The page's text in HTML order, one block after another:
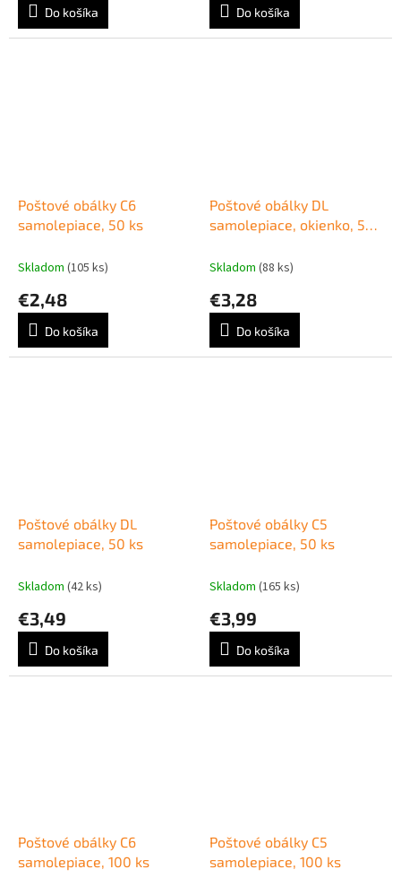
Do košíka Do košíka
Poštové obálky C6
samolepiace, 50 ks
Skladom (105 ks)
€2,48
Do košíka
Poštové obálky DL
samolepiace, okienko, 50
Skladom (88 ks)
€3,28
Do košíka
Poštové obálky DL
samolepiace, 50 ks
Skladom (42 ks)
€3,49
Do košíka
Poštové obálky C5
samolepiace, 50 ks
Skladom (165 ks)
€3,99
Do košíka
Poštové obálky C6
samolepiace, 100 ks
Poštové obálky C5
samolepiace, 100 ks